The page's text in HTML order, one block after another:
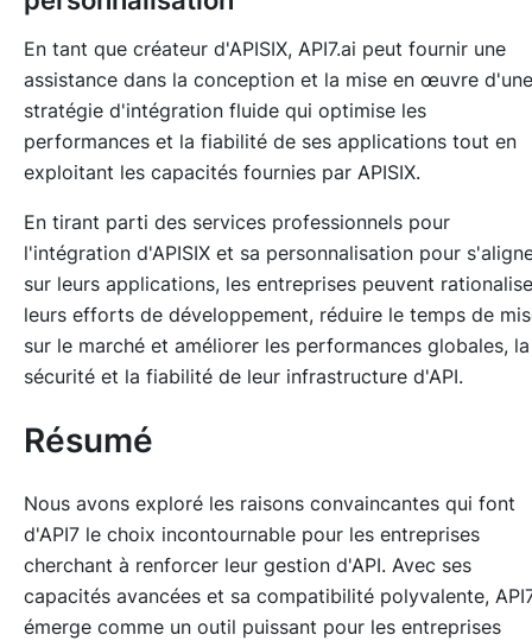
En tant que créateur d'APISIX, API7.ai peut fournir une
assistance dans la conception et la mise en œuvre d'une
stratégie d'intégration fluide qui optimise les
performances et la fiabilité de ses applications tout en
exploitant les capacités fournies par APISIX.
En tirant parti des services professionnels pour
l'intégration d'APISIX et sa personnalisation pour
sur leurs applications, les entreprises peuvent
leurs efforts de développement, réduire le temps de
sur le marché et améliorer les performances globales, la
sécurité et la fiabilité de leur infrastructure d'API.
Résumé
Nous avons exploré les raisons convaincantes qui font
d'API7 le choix incontournable pour les entreprises
cherchant à renforcer leur gestion d'API. Avec ses
capacités avancées et sa compatibilité polyvalente,
émerge comme un outil puissant pour les entreprises